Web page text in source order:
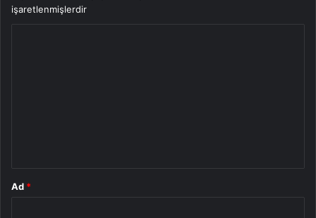
işaretlenmişlerdir
Ad *